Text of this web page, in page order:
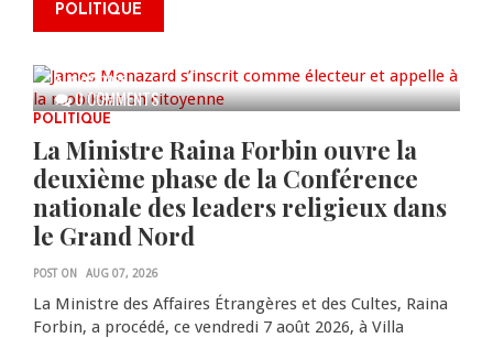
POLITIQUE
0 COMMENTS
électeur et appelle à la
AUG 07, 2026
POLITIQUE
La Ministre Raina Forbin ouvre la
deuxième phase de la Conférence
nationale des leaders religieux dans
le Grand Nord
POST ON AUG 07, 2026
La Ministre des Affaires Étrangères et des Cultes, Raina
Forbin, a procédé, ce vendredi 7 août 2026, à Villa